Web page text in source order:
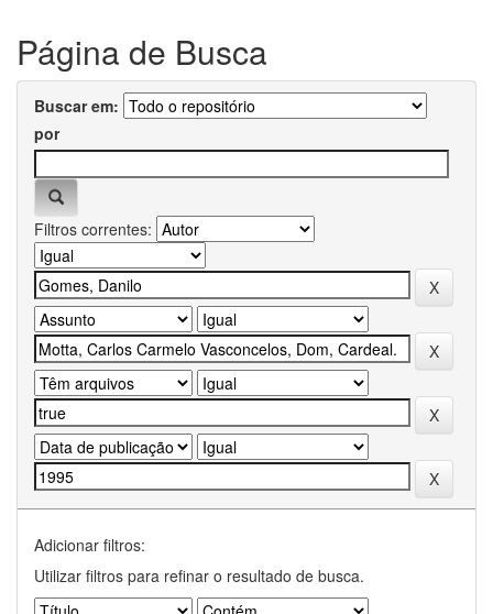
Página de Busca
Buscar em:
por
Filtros correntes:
Adicionar filtros:
Utilizar filtros para refinar o resultado de busca.